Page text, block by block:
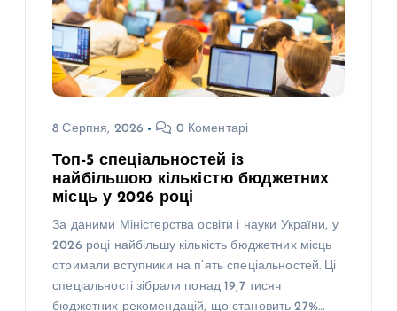
8 Серпня, 2026 0 Коментарі
Топ-5 спеціальностей із
найбільшою кількістю бюджетних
місць у 2026 році
За даними Міністерства освіти і науки України, у
2026 році найбільшу кількість бюджетних місць
отримали вступники на п’ять спеціальностей. Ці
спеціальності зібрали понад 19,7 тисяч
бюджетних рекомендацій, що становить 27%…